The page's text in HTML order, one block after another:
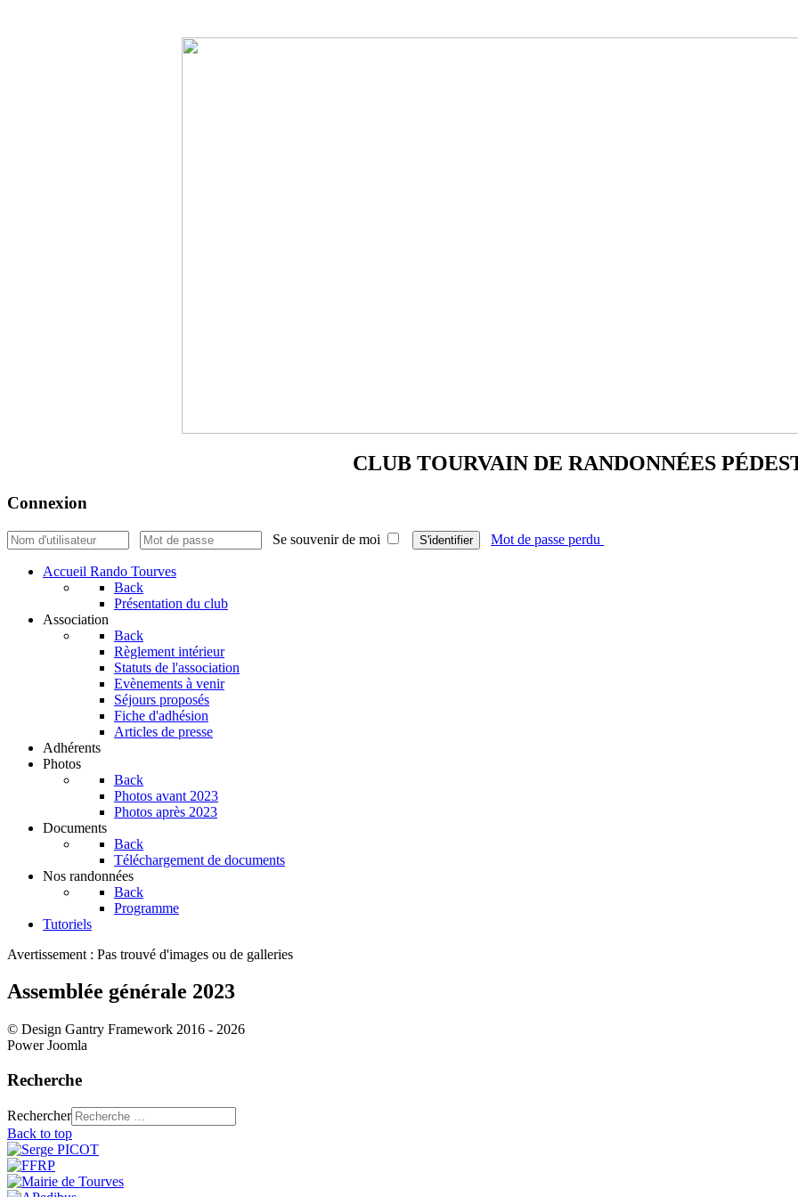
CLUB TOURVAIN DE RANDONNÉES
Connexion
Se souvenir de moi S'identifier Mot de passe perdu
Accueil Rando Tourves
Back
Présentation du club
Association
Back
Règlement intérieur
Statuts de l'association
Evènements à venir
Séjours proposés
Fiche d'adhésion
Articles de presse
Adhérents
Photos
Back
Photos avant 2023
Photos après 2023
Documents
Back
Téléchargement de documents
Nos randonnées
Back
Programme
Tutoriels
Avertissement : Pas trouvé d'images ou de galleries
Assemblée générale 2023
© Design Gantry Framework 2016 - 2026
Power Joomla
Recherche
Rechercher
Back to top